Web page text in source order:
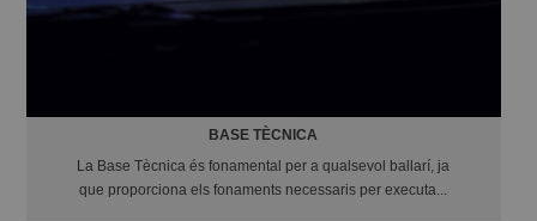
BASE TÈCNICA
La Base Tècnica és fonamental per a qualsevol ballarí, ja
que proporciona els fonaments necessaris per executa...